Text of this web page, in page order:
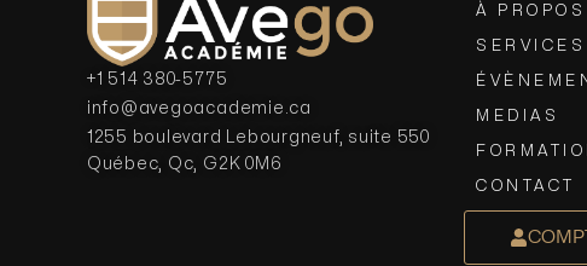
+1 514 380-5775
info@avegoacademie.ca
1255 boulevard Lebourgneuf, suite 550
Québec, Qc, G2K 0M6
À PROPOS
SERVICES
MEDIAS
CONTACT